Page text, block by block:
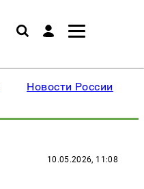
Новости России
10.05.2026, 11:08